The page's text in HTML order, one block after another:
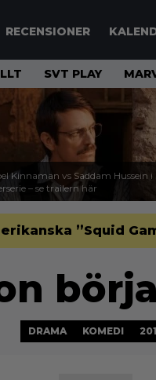
RECENSIONER
SVT PLAY
Kinnaman vs Saddam Hussein i
– se trailern här
”Squid
DRAMA KOMEDI